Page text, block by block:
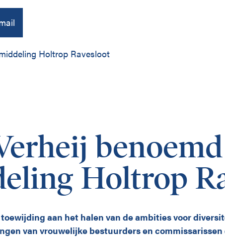
Holtrop Ravesloot
Publicaties
ContactHoltrop
aan het halen van de ambities voor
van vrouwelijke bestuurders en commissarissen